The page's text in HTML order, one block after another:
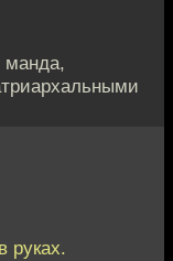
манда,
руках.